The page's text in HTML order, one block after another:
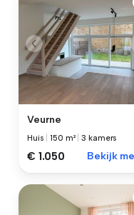
Veurne
Huis |150 m² |3 kamers
€ 1.050 Bekijk